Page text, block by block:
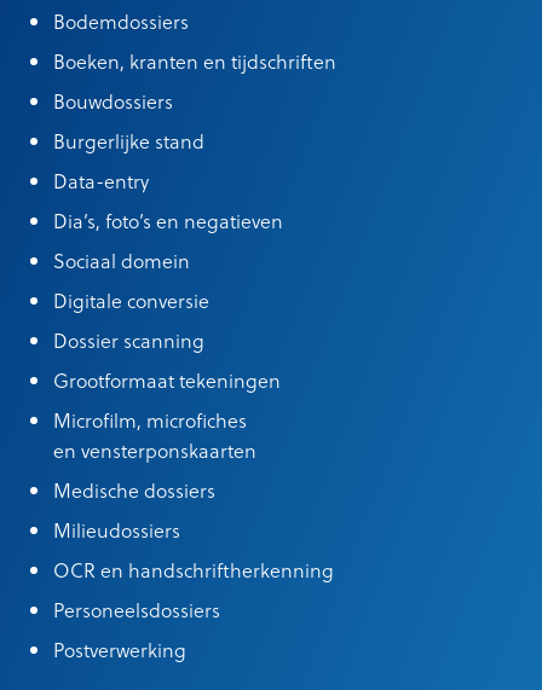
Bodemdossiers
Boeken, kranten en tijdschriften
Bouwdossiers
Burgerlijke stand
Data-entry
Dia’s, foto’s en negatieven
Sociaal domein
Digitale conversie
Dossier scanning
Grootformaat tekeningen
Microfilm, microfiches
en vensterponskaarten
Medische dossiers
Milieudossiers
OCR en handschriftherkenning
Personeelsdossiers
Postverwerking